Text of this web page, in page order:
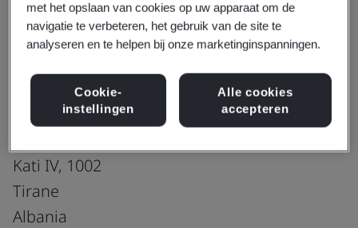
Delen: Upgraden
Fusion CX Limited
Rr. e Kavajes
Kati IV, 1002
Tirane
Albania
met het opslaan van cookies op uw apparaat om de
navigatie te verbeteren, het gebruik van de site te
analyseren en te helpen bij onze marketinginspanningen.
Cookie-
instellingen
Alle cookies
accepteren